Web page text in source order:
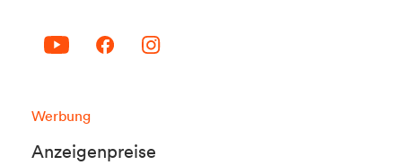
Werbung
Anzeigenpreise